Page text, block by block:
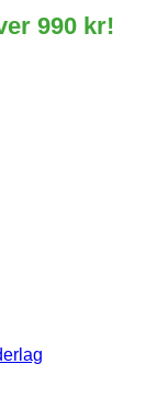
990 kr!